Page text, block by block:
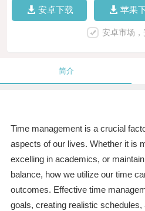
安卓下载 苹果
安卓市场
简介
Time management is a crucial
aspects of our lives. Whether it is
excelling in academics, or
balance, how we utilize our time
outcomes. Effective time
goals, creating realistic